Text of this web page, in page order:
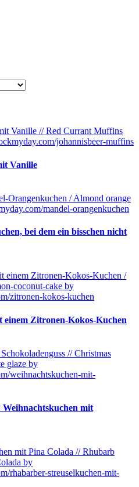
Vanille
bei dem ein bisschen nicht
Zitronen-Kokos-Kuchen
mit